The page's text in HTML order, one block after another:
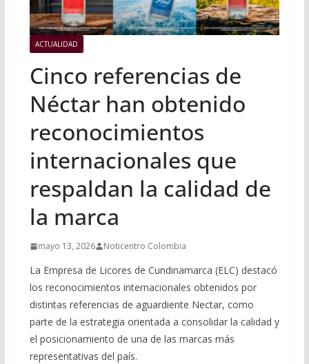
ACTUALIDAD
Cinco referencias de
Néctar han obtenido
reconocimientos
internacionales que
respaldan la calidad de
la marca
mayo 13, 2026 Noticentro Colombia
La Empresa de Licores de Cundinamarca (ELC) destacó
los reconocimientos internacionales obtenidos por
distintas referencias de aguardiente Nectar, como
parte de la estrategia orientada a consolidar la calidad y
el posicionamiento de una de las marcas más
representativas del país.